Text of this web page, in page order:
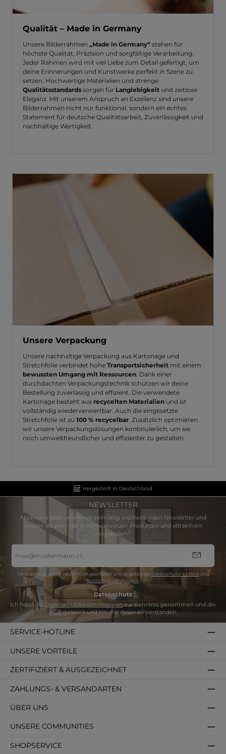
Qualität – Made in Germany
Unsere Bilderrahmen „Made in Germany“ stehen für
höchste Qualität, Präzision und sorgfältige Verarbeitung.
Jeder Rahmen wird mit viel Liebe zum Detail gefertigt, um
deine Erinnerungen und Kunstwerke perfekt in Szene zu
setzen. Hochwertige Materialien und strenge
Qualitätsstandards sorgen für Langlebigkeit und zeitlose
Eleganz. Mit unserem Anspruch an Exzellenz sind unsere
Bilderrahmen nicht nur funktional, sondern ein echtes
Statement für deutsche Qualitätsarbeit, Zuverlässigkeit und
nachhaltige Wertigkeit.
Unsere Verpackung
Unsere nachhaltige Verpackung aus Kartonage und
Stretchfolie verbindet hohe Transportsicherheit mit einem
bewussten Umgang mit Ressourcen . Dank einer
durchdachten Verpackungstechnik schützen wir deine
Bestellung zuverlässig und effizient. Die verwendete
Kartonage besteht aus recycelten Materialien und ist
vollständig wiederverwertbar. Auch die eingesetzte
Stretchfolie ist zu 100 % recycelbar . Zusätzlich optimieren
wir unsere Verpackungslösungen kontinuierlich, um sie
noch umweltfreundlicher und effizienter zu gestalten.
Hergestellt in Deutschland
NEWSLETTER
Abonniere jetzt unseren regelmäßig erscheinenden Newsletter und
erfahre als einer der Ersten von neuen Produkten und attraktiven
Angeboten.“
Mail-
Adresse
Diese Seite ist durch reCAPTCHA geschützt und es gelten die Datenschutzrichtlinieund
Nutzungsbedingungen
Datenschutz
Ich habe die Datenschutzbestimmungenzur Kenntnis genommen und die
AGBgelesen und bin mit ihnen einverstanden.
SERVICE-HOTLINE
SHOPSERVICE
ZAHLUNGS- & VERSANDARTEN
ÜBER UNS
ZERTIFIZIERT & AUSGEZEICHNET
UNSERE VORTEILE
UNSERE COMMUNITIES